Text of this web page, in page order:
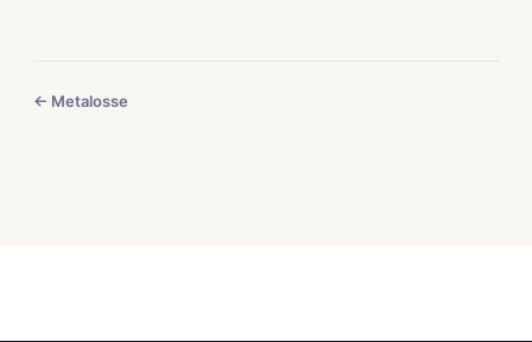
← Metalosse